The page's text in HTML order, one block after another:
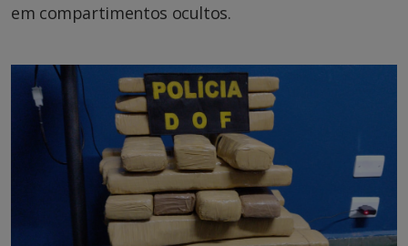
em compartimentos ocultos.